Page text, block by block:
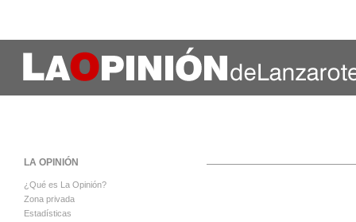
LA OPINIÓN
¿Qué es La Opinión?
Zona privada
Estadísticas